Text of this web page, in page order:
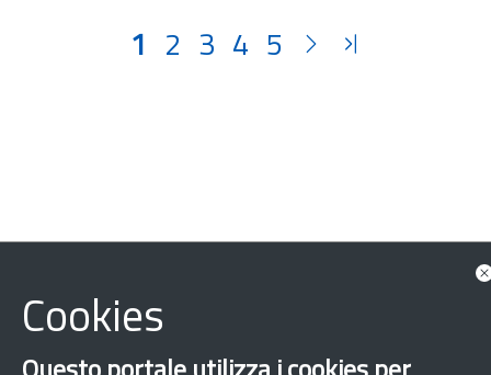
1 2 3 4 5
Cookies
Dichiarazione di accessibilità Mappa del sito Legal & Privacy